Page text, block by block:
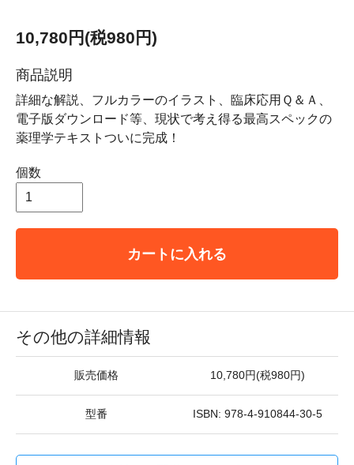
10,780円(税980円)
商品説明
詳細な解説、フルカラーのイラスト、臨床応用Ｑ＆Ａ、
電子版ダウンロード等、現状で考え得る最高スペックの
薬理学テキストついに完成！
個数
カートに入れる
その他の詳細情報
販売価格 10,780円(税980円)
型番 ISBN: 978-4-910844-30-5